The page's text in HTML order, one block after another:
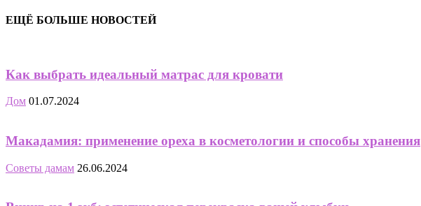
ЕЩЁ БОЛЬШЕ НОВОСТЕЙ
Как выбрать идеальный матрас для кровати
Дом 01.07.2024
Макадамия: применение ореха в косметологии и способы хранения
Советы дамам 26.06.2024